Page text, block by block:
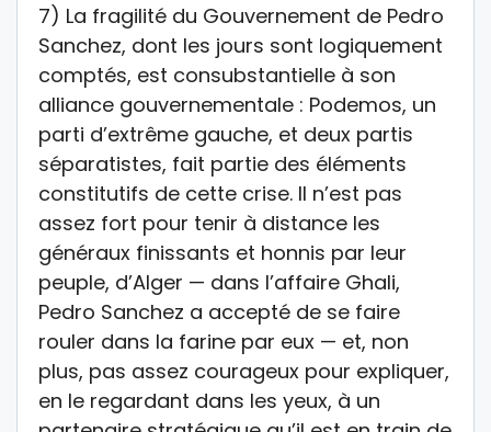
7) La fragilité du Gouvernement de Pedro
Sanchez, dont les jours sont logiquement
comptés, est consubstantielle à son
alliance gouvernementale : Podemos, un
parti d’extrême gauche, et deux partis
séparatistes, fait partie des éléments
constitutifs de cette crise. Il n’est pas
assez fort pour tenir à distance les
généraux finissants et honnis par leur
peuple, d’Alger — dans l’affaire Ghali,
Pedro Sanchez a accepté de se faire
rouler dans la farine par eux — et, non
plus, pas assez courageux pour expliquer,
en le regardant dans les yeux, à un